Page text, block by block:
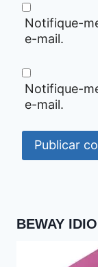
Notifique-
e-mail.
Notifique-
e-mail.
BEWAY